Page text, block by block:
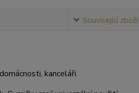
Související zboží
kanceláři.